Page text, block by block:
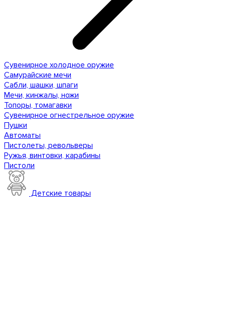
Сувенирное холодное оружие
Самурайские мечи
Сабли, шашки, шпаги
Мечи, кинжалы, ножи
Топоры, томагавки
Сувенирное огнестрельное оружие
Пушки
Автоматы
Пистолеты, револьверы
Ружья, винтовки, карабины
Пистоли
Детские товары